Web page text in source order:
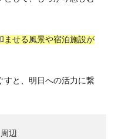
ませる風景や宿泊施設が
すと、明日への活力に繋
辺